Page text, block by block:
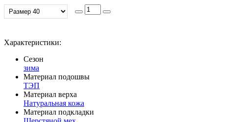
Характеристики:
Сезон
зима
Материал подошвы
ТЭП
Материал верха
Натуральная кожа
Материал подкладки